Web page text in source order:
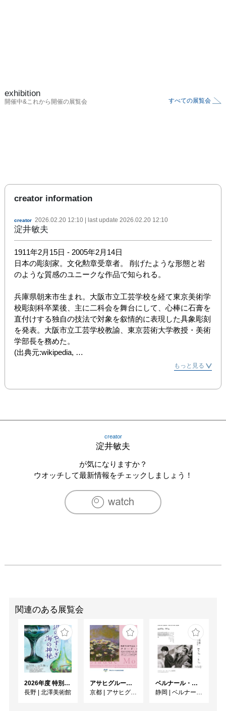
exhibition
開催中&これから開催の展覧会 すべての展覧会
creator information
creator 2026.02.20 12:10 | last update 2026.02.20 12:10
淀井敏夫
1911年2月15日 - 2005年2月14日
日本の彫刻家。文化勲章受章者。 削げたような形態と岩
のような質感のユニークな作品で知られる。
兵庫県朝来市生まれ。大阪市立工芸学校を経て東京美術学
校彫刻科卒業後、主に二科会を舞台にして、心棒に石膏を
直付けする独自の技法で対象を叙情的に表現した具象彫刻
を発表。大阪市立工芸学校教諭、東京芸術大学教授・美術
学部長を務めた。
(出典元:wikipedia,
https://ja.wikipedia.org/wiki/%E6%B7%80%E4%BA%95%E6
もっと見る
creator
淀井敏夫
が気になりますか？
ウオッチして最新情報をチェックしましょう！
関連のある展覧会
2026年度 特別展「ガレとドーム、アール･ヌーヴォーのガラス 水辺のやすらぎ、海の神秘」
長野 | 北澤美術館
アサヒグループ大山崎山荘美術館 開館30周年記念展「没後100年 クロード・モネ」
京都 | アサヒグループ大山崎山荘美術館
ベルナール・ビュフェと写真 ーカメラがとらえたビュフェとその時代、そして21 世紀へ
静岡 | ベルナール・ビュフェ美術館